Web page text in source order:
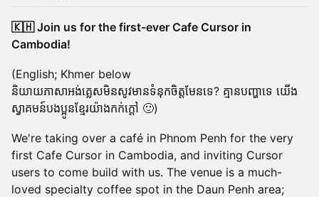
🇰🇭 Join us for the first-ever Cafe Cursor in
Cambodia!
(English; Khmer below
និយាយភាសាអង់គ្លេសមិនសូវមានទំនុកចិត្តមែនទេ? គ្មានបញ្ហាទេ យើង
ស្វាគមន៍បងប្អូនខ្មែរយ៉ាងកក់ក្តៅ 🙂)
We're taking over a café in Phnom Penh for the very
first Cafe Cursor in Cambodia, and inviting Cursor
users to come build with us. The venue is a much-
loved specialty coffee spot in the Daun Penh area;